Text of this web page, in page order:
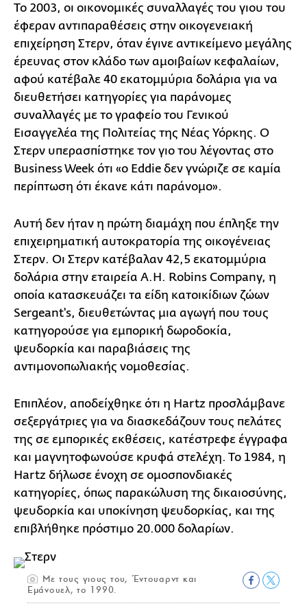
Το 2003, οι οικονομικές συναλλαγές του γιου του
έφεραν αντιπαραθέσεις στην οικογενειακή
επιχείρηση Στερν, όταν έγινε αντικείμενο μεγάλης
έρευνας στον κλάδο των αμοιβαίων κεφαλαίων,
αφού κατέβαλε 40 εκατομμύρια δολάρια για να
διευθετήσει κατηγορίες για παράνομες
συναλλαγές με το γραφείο του Γενικού
Εισαγγελέα της Πολιτείας της Νέας Υόρκης. Ο
Στερν υπερασπίστηκε τον γιο του λέγοντας στο
Business Week ότι «ο Eddie δεν γνώριζε σε καμία
περίπτωση ότι έκανε κάτι παράνομο».
Αυτή δεν ήταν η πρώτη διαμάχη που έπληξε την
επιχειρηματική αυτοκρατορία της οικογένειας
Στερν. Οι Στερν κατέβαλαν 42,5 εκατομμύρια
δολάρια στην εταιρεία A.H. Robins Company, η
οποία κατασκευάζει τα είδη κατοικίδιων ζώων
Sergeant's, διευθετώντας μια αγωγή που τους
κατηγορούσε για εμπορική δωροδοκία,
ψευδορκία και παραβιάσεις της
αντιμονοπωλιακής νομοθεσίας.
Επιπλέον, αποδείχθηκε ότι η Hartz προσλάμβανε
σεξεργάτριες για να διασκεδάζουν τους πελάτες
της σε εμπορικές εκθέσεις, κατέστρεφε έγγραφα
και μαγνητοφωνούσε κρυφά στελέχη. Το 1984, η
Hartz δήλωσε ένοχη σε ομοσπονδιακές
κατηγορίες, όπως παρακώλυση της δικαιοσύνης,
ψευδορκία και υποκίνηση ψευδορκίας, και της
επιβλήθηκε πρόστιμο 20.000 δολαρίων.
Με τους γιους του, Έντουαρντ και
Εμάνουελ, το 1990.